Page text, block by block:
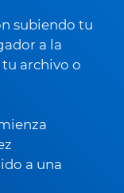
subiendo tu
a la
archivo o
a una